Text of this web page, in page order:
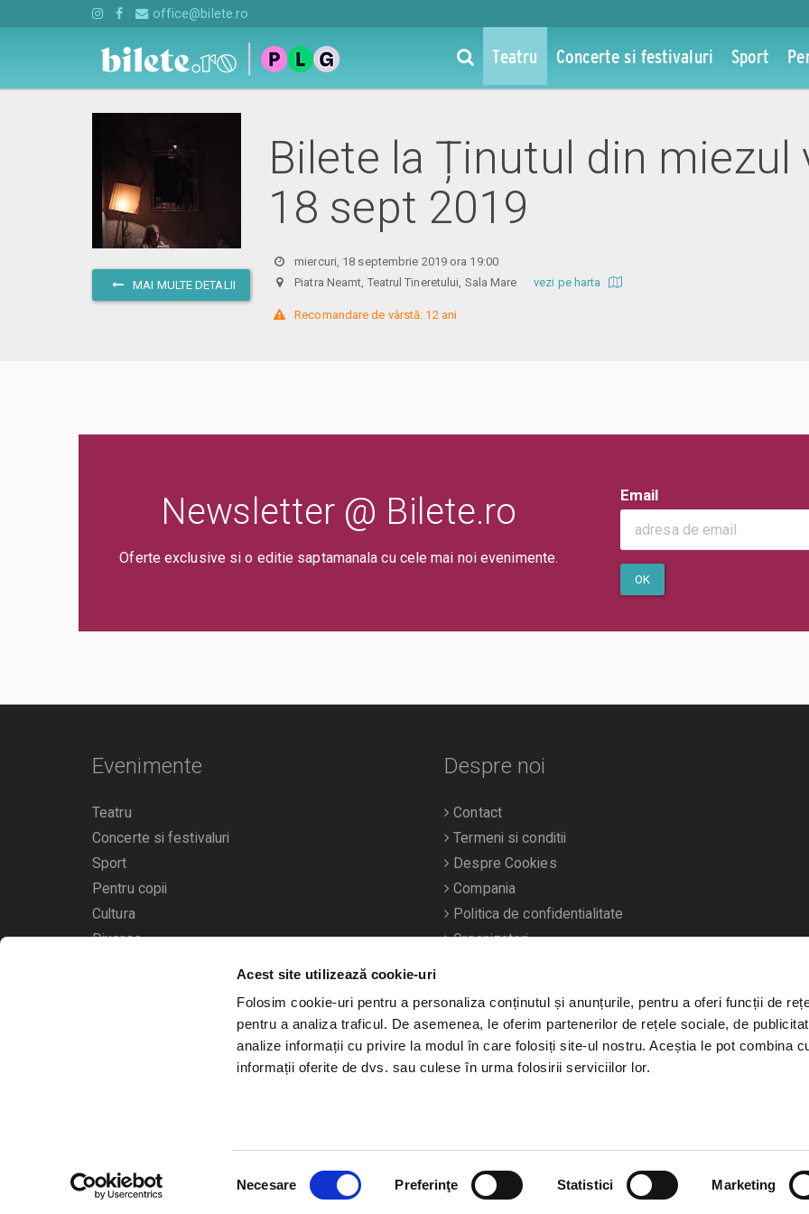
Acest site utilizează cookie-uri
Folosim cookie-uri pentru a personaliza conținutul și anunțurile, pentru a oferi funcții de
pentru a analiza traficul. De asemenea, le oferim partenerilor de rețele sociale, de
analize informații cu privire la modul în care folosiți site-ul nostru. Aceștia le pot combina
informații oferite de dvs. sau culese în urma folosirii serviciilor lor.
consimțământului
Necesare Preferinţe Statistici Marketing
office@bilete.ro
Teatru Concerte si festivaluri Sport
MAI MULTE DETALII
Bilete la Ținutul din miezul
18 sept 2019
miercuri, 18 septembrie 2019 ora 19:00
Piatra Neamt, Teatrul Tineretului, Sala Marevezi pe harta
Recomandare de vârstă: 12 ani
Newsletter @ Bilete.ro
Oferte exclusive si o editie saptamanala cu cele mai noi evenimente.
Email
OK
Evenimente
Teatru
Concerte si festivaluri
Sport
Pentru copii
Cultura
Diverse
Calendarul evenimentelor
Despre noi
Contact
Termeni si conditii
Despre Cookies
Compania
Politica de confidentialitate
Organizatori
Bilete.ro
A.N.P.C.
O.D.R.